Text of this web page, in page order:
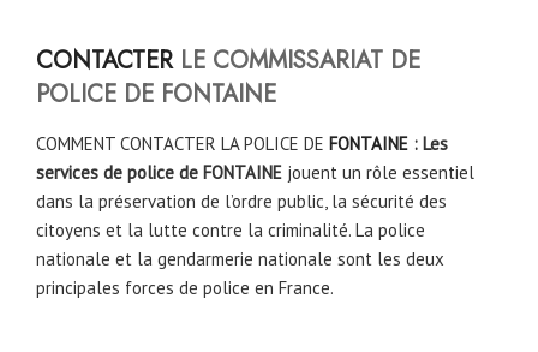
CONTACTERLE COMMISSARIAT DE
POLICE DE FONTAINE
COMMENT CONTACTER LA POLICE DE FONTAINE : Les
services de police de FONTAINE jouent un rôle essentiel
dans la préservation de l’ordre public, la sécurité des
citoyens et la lutte contre la criminalité. La police
nationale et la gendarmerie nationale sont les deux
principales forces de police en France.